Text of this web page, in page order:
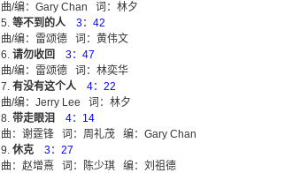
曲/编：Gary Chan 词：林夕
等不到的人
3：42
曲/编：雷颂德 词：黄伟文
请勿收回
3：47
曲/编：雷颂德 词：林奕华
有没有这个人
4：22
曲/编：Jerry Lee 词：林夕
带走眼泪
4：14
曲：谢霆锋 词：周礼茂 编：Gary Chan
休克
3：27
曲：赵增熹 词：陈少琪 编：刘祖德